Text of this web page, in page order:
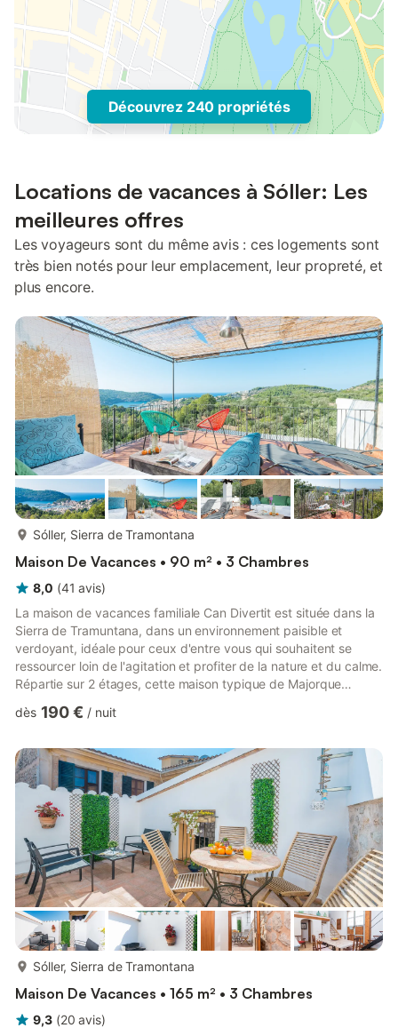
Découvrez 240 propriétés
Locations de vacances à Sóller: Les
meilleures offres
Les voyageurs sont du même avis : ces logements sont
très bien notés pour leur emplacement, leur propreté, et
plus encore.
Sóller, Sierra de Tramontana
Maison De Vacances • 90 m² • 3 Chambres
8,0 (41 avis)
La maison de vacances familiale Can Divertit est située dans la
Sierra de Tramuntana, dans un environnement paisible et
verdoyant, idéale pour ceux d'entre vous qui souhaitent se
ressourcer loin de l'agitation et profiter de la nature et du calme.
Répartie sur 2 étages, cette maison typique de Majorque
cuisine bien équipée, pouvant accueillir jusqu'à 5 personnes. La
par satellite, d’un lecteur DVD et d’une place de parking. Dans
le jardin méditerranéen avec piscine, barbecu...
dès 190 € / nuit
Sóller, Sierra de Tramontana
Maison De Vacances • 165 m² • 3 Chambres
9,3 (20 avis)